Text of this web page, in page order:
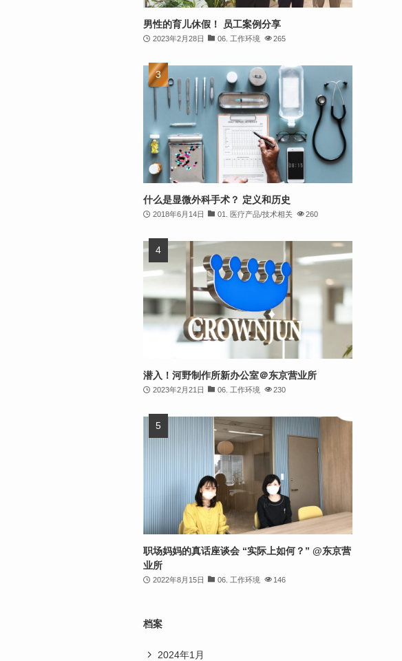
男性的育儿休假！ 员工案例分享
2023年2月28日 06. 工作环境 265
什么是显微外科手术？ 定义和历史
2018年6月14日 01. 医疗产品/技术相关 260
潜入！河野制作所新办公室＠东京营业所
2023年2月21日 06. 工作环境 230
职场妈妈的真话座谈会 “实际上如何？” @东京营
业所
2022年8月15日 06. 工作环境 146
档案
2024年1月